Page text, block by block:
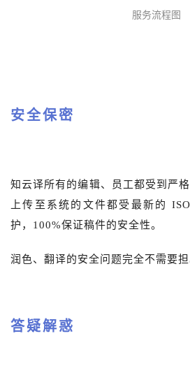
服务流程图
安全保密
知云译所有的编辑、员工都受到严
上传至系统的文件都受最新的
护，100%保证稿件的安全性。
润色、翻译的安全问题完全不需要担
答疑解惑